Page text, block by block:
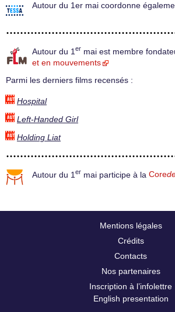
Autour du 1er mai coordonne
Autour du 1 er mai est membre
et en mouvements
Parmi les derniers films recensés :
Hospital
Left-Handed Girl
Holding Liat
Autour du 1 er mai participe à la Core
Mentions légales
Crédits
Contacts
Nos partenaires
Inscription à l’infolettre
English presentation